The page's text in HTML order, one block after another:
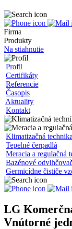
Firma
Produkty
Na stiahnutie
Profil
Certifikáty
Referencie
Časopis
Aktuality
Kontakt
Klimatizačná technika
Tepelné čerpadlá
Meracia a regulačná
Bazénové
Germicídne čističe
LG
Vnútorné